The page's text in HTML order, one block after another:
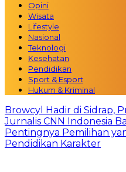
Opini
Wisata
Lifestyle
Nasional
Teknologi
Kesehatan
Pendidikan
Sport & Esport
Hukum & Kriminal
Browcyl Hadir di Sidrap,
Jurnalis CNN Indonesia
Pentingnya Pemilihan
Pendidikan Karakter